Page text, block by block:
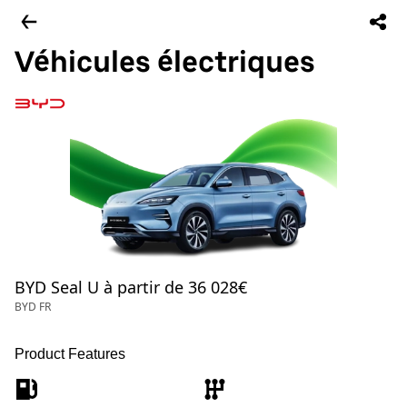
Véhicules électriques
BYD Seal U à partir de 36 028€
BYD FR
Product Features